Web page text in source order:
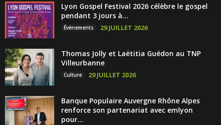
Lyon Gospel Festival 2026 célèbre le gospel
pendant 3 jours à...
Évènements 29 JUILLET 2026
Thomas Jolly et Laëtitia Guédon au TNP
Villeurbanne
Culture 29 JUILLET 2026
Banque Populaire Auvergne Rhône Alpes
renforce son partenariat avec emlyon
pour...